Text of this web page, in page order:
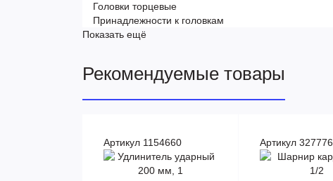
Головки торцевые
Принадлежности к головкам
Показать ещё
Рекомендуемые товары
Артикул 1154660 Артикул 327776